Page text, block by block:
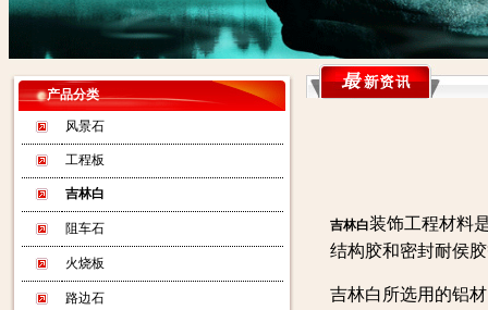
产品分类
风景石
工程板
吉林白
阻车石
火烧板
路边石
吉林白装饰工程材料
结构胶和密封耐侯
吉林白所选用的铝